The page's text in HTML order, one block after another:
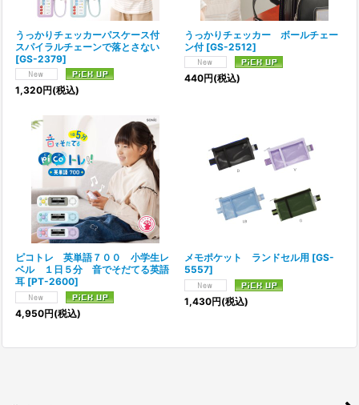
うっかりチェッカーパスケース付
スパイラルチェーンで落とさない
[GS-2379]
1,320円(税込)
うっかりチェッカー ボールチェー
ン付 [GS-2512]
440円(税込)
ピコトレ 英単語７００ 小学生レ
ベル １日５分 音でそだてる英語
耳 [PT-2600]
4,950円(税込)
メモポケット ランドセル用 [GS-
5557]
1,430円(税込)